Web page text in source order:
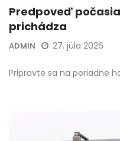
Predpoveď
prichádza
ADMIN 27. júla 2026
Pripravte sa na poriadne